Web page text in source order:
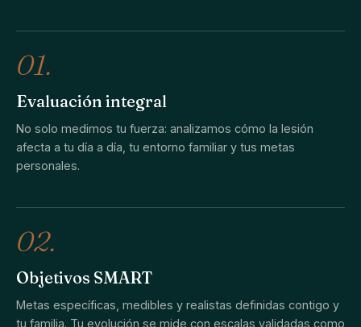
01.
Evaluación integral
No solo medimos tu fuerza: analizamos cómo la lesión
afecta a tu día a día, tu entorno familiar y tus metas
personales.
02.
Objetivos SMART
Metas específicas, medibles y realistas definidas contigo y
tu familia. Tu evolución se mide con escalas validadas como